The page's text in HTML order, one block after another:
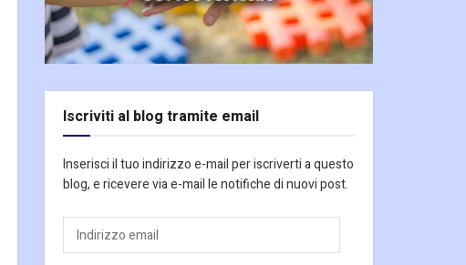
Iscriviti al blog tramite email
Inserisci il tuo indirizzo e-mail per iscriverti a questo
blog, e ricevere via e-mail le notifiche di nuovi post.
Indirizzo
email